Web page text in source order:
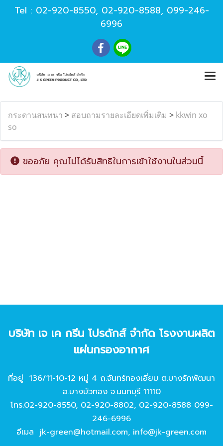
Tel : 02-920-8550, 02-920-8588, 099-246-
6996
กระดานสนทนา > สอบถามรายละเอียดเพิ่มเติม > kkwin xo
so
ขออภัย คุณไม่ได้รับสิทธิในการเข้าใช้งานในส่วนนี้
บริษัท เจ เค กรีน โปรดักส์ จํากัด โรงงานผลิต
แผ่นกรองอากาศ
ที่อยู่ 136/11-10-12 หมู่ 4 ถ.จันทร์ทองเอี่ยม ต.บางรักพัฒนา
อ.บางบัวทอง จ.นนทบุรี 11110
โทร.02-920-8550, 02-920-8802, 02-920-8588 099-
246-6996
อีเมล jk-green@hotmail.com, info@jk-green.com